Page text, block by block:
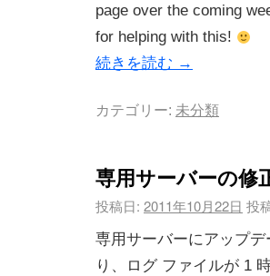
page over the coming
for helping with this!
続きを読む →
カテゴリー: 未分類
専用サーバーの修
投稿日: 2011年10月22日 投
専用サーバーにアップ
り、ログ ファイルが 1